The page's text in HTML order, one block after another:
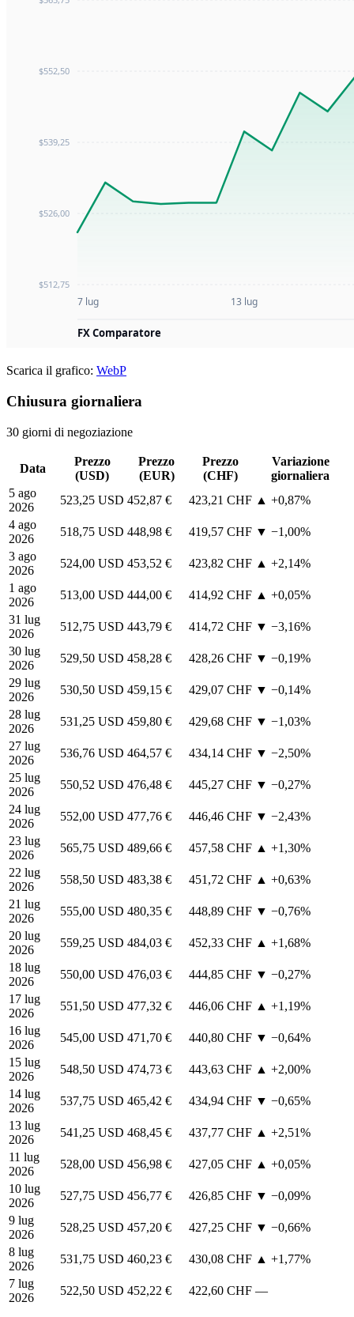
Scarica il grafico: WebP
Chiusura giornaliera
30 giorni di negoziazione
Data
Prezzo
(USD)
Prezzo
(EUR)
Prezzo
(CHF)
Variazione
giornaliera
5 ago
2026
523,25 USD 452,87 € 423,21 CHF ▲ +0,87%
4 ago
2026
518,75 USD 448,98 € 419,57 CHF ▼ −1,00%
3 ago
2026
524,00 USD 453,52 € 423,82 CHF ▲ +2,14%
1 ago
2026
513,00 USD 444,00 € 414,92 CHF ▲ +0,05%
31 lug
2026
512,75 USD 443,79 € 414,72 CHF ▼ −3,16%
30 lug
2026
529,50 USD 458,28 € 428,26 CHF ▼ −0,19%
29 lug
2026
530,50 USD 459,15 € 429,07 CHF ▼ −0,14%
28 lug
2026
531,25 USD 459,80 € 429,68 CHF ▼ −1,03%
27 lug
2026
536,76 USD 464,57 € 434,14 CHF ▼ −2,50%
25 lug
2026
550,52 USD 476,48 € 445,27 CHF ▼ −0,27%
24 lug
2026
552,00 USD 477,76 € 446,46 CHF ▼ −2,43%
23 lug
2026
565,75 USD 489,66 € 457,58 CHF ▲ +1,30%
22 lug
2026
558,50 USD 483,38 € 451,72 CHF ▲ +0,63%
21 lug
2026
555,00 USD 480,35 € 448,89 CHF ▼ −0,76%
20 lug
2026
559,25 USD 484,03 € 452,33 CHF ▲ +1,68%
18 lug
2026
550,00 USD 476,03 € 444,85 CHF ▼ −0,27%
17 lug
2026
551,50 USD 477,32 € 446,06 CHF ▲ +1,19%
16 lug
2026
545,00 USD 471,70 € 440,80 CHF ▼ −0,64%
15 lug
2026
548,50 USD 474,73 € 443,63 CHF ▲ +2,00%
14 lug
2026
537,75 USD 465,42 € 434,94 CHF ▼ −0,65%
13 lug
2026
541,25 USD 468,45 € 437,77 CHF ▲ +2,51%
11 lug
2026
528,00 USD 456,98 € 427,05 CHF ▲ +0,05%
10 lug
2026
527,75 USD 456,77 € 426,85 CHF ▼ −0,09%
9 lug
2026
528,25 USD 457,20 € 427,25 CHF ▼ −0,66%
8 lug
2026
531,75 USD 460,23 € 430,08 CHF ▲ +1,77%
7 lug
2026
522,50 USD 452,22 € 422,60 CHF —